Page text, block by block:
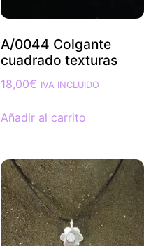
A/0044 Colgante
cuadrado texturas
18,00€ IVA INCLUIDO
Añadir al carrito